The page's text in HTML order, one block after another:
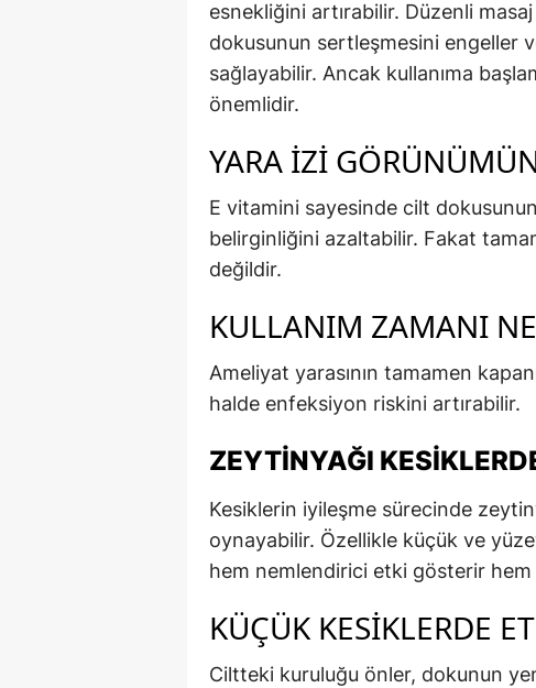
esnekliğini artırabilir. Düzenli
dokusunun sertleşmesini engeller
sağlayabilir. Ancak kullanıma
önemlidir.
YARA İZI
E vitamini sayesinde cilt
belirginliğini azaltabilir. Fakat
değildir.
KULLANIM ZAMANI
Ameliyat yarasının tamamen
halde enfeksiyon riskini artırabilir.
ZEYTINYAĞI
Kesiklerin iyileşme sürecinde
oynayabilir. Özellikle küçük ve
hem nemlendirici etki gösterir hem
KÜÇÜK KESIKLERDE
Ciltteki kuruluğu önler, dokunun